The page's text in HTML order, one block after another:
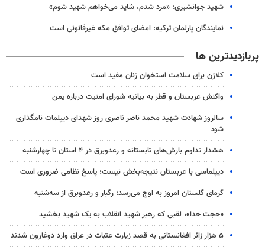
شهید جوانشیری: «مرد شدم، شاید می‌خواهم شهید شوم»
نمایندگان پارلمان ترکیه: امضای توافق مکه غیرقانونی است
پربازدیدترین ها
کلاژن برای سلامت استخوان زنان مفید است
واکنش عربستان و قطر به بیانیه شورای امنیت درباره یمن
سالروز شهادت شهید محمد ناصر ناصری روز شهدای دیپلمات نامگذاری
شود
هشدار تداوم بارش‌های تابستانه و رعدوبرق در ۴ استان تا چهارشنبه
دیپلماسی با عربستان نتیجه‌بخش نیست؛ پاسخ نظامی ضروری است
گرمای گلستان امروز به اوج می‌رسد؛ رگبار و رعدوبرق از سه‌شنبه
«حجت خدا»، لقبی که رهبر شهید انقلاب به یک شهید بخشید
۵ هزار زائر افغانستانی به قصد زیارت عتبات در عراق وارد دوغارون شدند